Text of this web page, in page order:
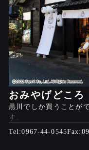
おみやげどころ
黒川でしか買うことが
す。
0967-44-0545